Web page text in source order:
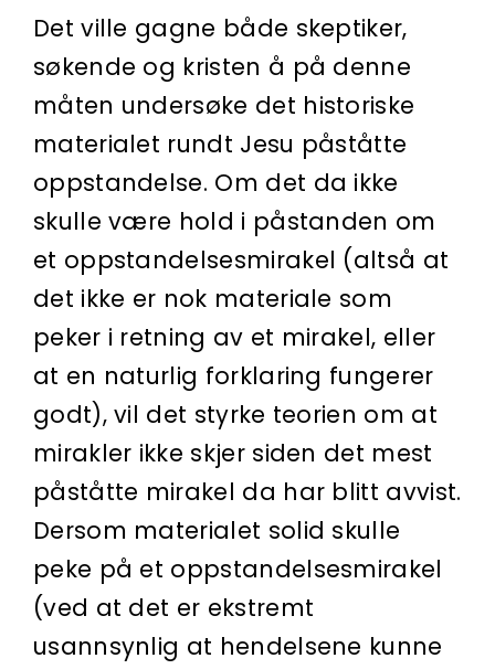
Det ville gagne både skeptiker,
søkende og kristen å på denne
måten undersøke det historiske
materialet rundt Jesu påståtte
oppstandelse. Om det da ikke
skulle være hold i påstanden om
et opp­standelsesmirakel (altså at
det ikke er nok materiale som
peker i retning av et mirakel, eller
at en naturlig forklaring fungerer
godt), vil det styrke teorien om at
mirakler ikke skjer siden det mest
påståtte mirakel da har blitt avvist.
Dersom materialet solid skulle
peke på et oppstandelses­mirakel
(ved at det er ekstremt
usannsynlig at hendelsene kunne